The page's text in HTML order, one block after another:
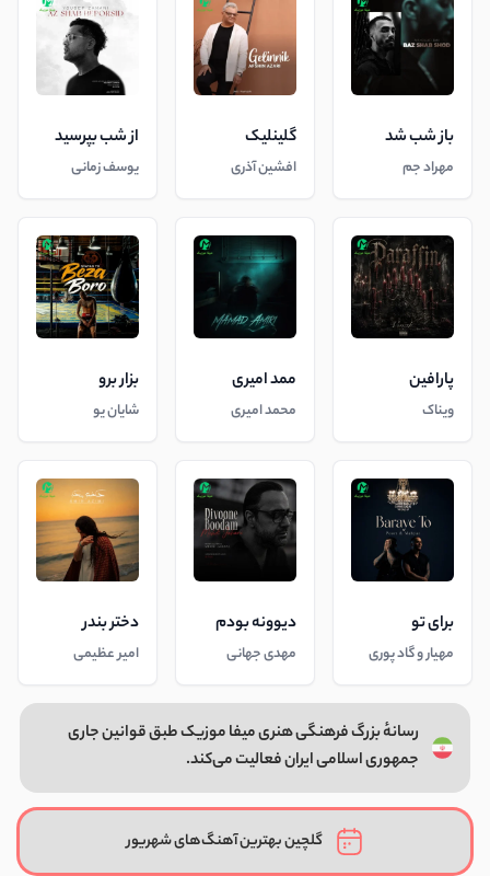
باز شب شد
مهراد جم
گلینلیک
افشین آذری
از شب بپرسید
یوسف زمانی
پارافین
ویناک
ممد امیری
محمد امیری
بزار برو
شایان یو
برای تو
مهیار و گاد پوری
دیوونه بودم
مهدی جهانی
دختر بندر
امیر عظیمی
رسانهٔ بزرگ فرهنگی هنری میفا موزیک طبق قوانین جاری
جمهوری اسلامی ایران فعالیت می‌کند.
گلچین بهترین آهنگ‌های شهریور